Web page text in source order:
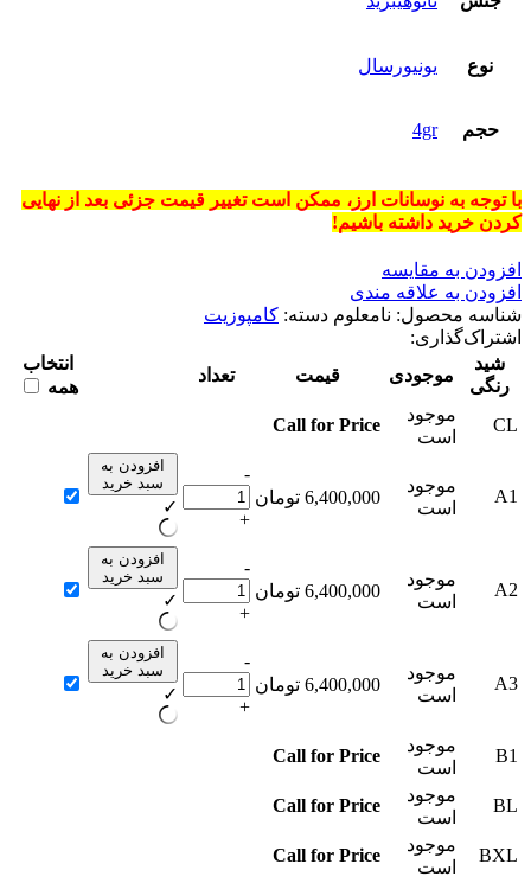
نوع یونیورسال
حجم 4gr
با توجه به نوسانات ارز ، ممکن استتغییر قیمت جزئی بعد از نهایی
کردن خرید داشته باشیم!
افزودن به مقایسه
افزودن به علاقه مندی
شناسه محصول: نامعلوم دسته: کامپوزیت
اشتراک‌گذاری:
شید
رنگی
موجودی قیمت تعداد
انتخاب
همه
CL
موجود
است
Call for Price
A1
موجود
است
6,400,000 تومان
-
+
افزودن به
سبد خرید
✓
A2
موجود
است
6,400,000 تومان
-
+
افزودن به
سبد خرید
✓
A3
موجود
است
6,400,000 تومان
-
+
افزودن به
سبد خرید
✓
B1
موجود
است
Call for Price
BL
موجود
است
Call for Price
BXL
موجود
است
Call for Price